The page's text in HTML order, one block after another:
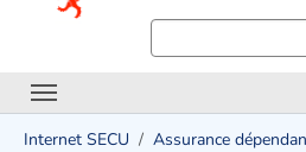
Internet SECU Assurance